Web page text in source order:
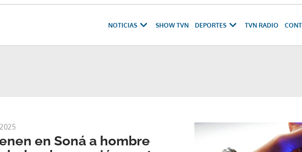
NOTICIAS SHOW TVN DEPORTES TVN RADIO
en Soná a hombre